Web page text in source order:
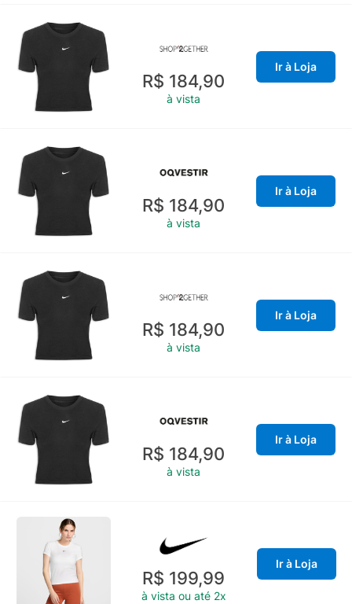
R$ 184,90
à vista
Ir à Loja
R$ 184,90
à vista
Ir à Loja
R$ 184,90
à vista
Ir à Loja
R$ 184,90
à vista
Ir à Loja
R$ 199,99
à vista ou até 2x
Ir à Loja